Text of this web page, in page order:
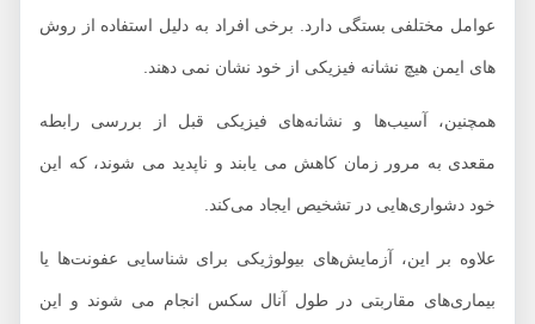
عوامل مختلفی بستگی دارد. برخی افراد به دلیل استفاده از روش
های ایمن هیچ نشانه فیزیکی از خود نشان نمی دهند.
همچنین، آسیب‌ها و نشانه‌های فیزیکی قبل از بررسی رابطه
مقعدی به مرور زمان کاهش می یابند و ناپدید می شوند، که این
خود دشواری‌هایی در تشخیص ایجاد می‌کند.
علاوه بر این، آزمایش‌های بیولوژیکی برای شناسایی عفونت‌ها یا
بیماری‌های مقاربتی در طول آنال سکس انجام می شوند و این